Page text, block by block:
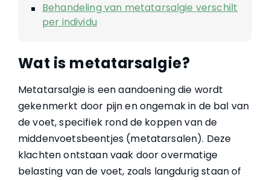
Behandeling van metatarsalgie verschilt
per individu
Wat is metatarsalgie?
Metatarsalgie is een aandoening die wordt
gekenmerkt door pijn en ongemak in de bal van
de voet, specifiek rond de koppen van de
middenvoetsbeentjes (metatarsalen). Deze
klachten ontstaan vaak door overmatige
belasting van de voet, zoals langdurig staan of